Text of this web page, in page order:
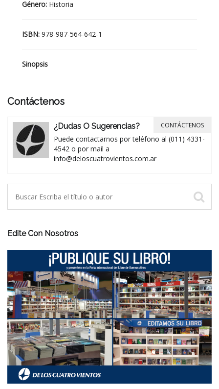
Género: Historia
ISBN: 978-987-564-642-1
Sinopsis
Contáctenos
¿Dudas O Sugerencias?
Puede contactarnos por teléfono al (011) 4331-
4542 o por mail a
info@deloscuatrovientos.com.ar
CONTÁCTENOS
Edite Con Nosotros